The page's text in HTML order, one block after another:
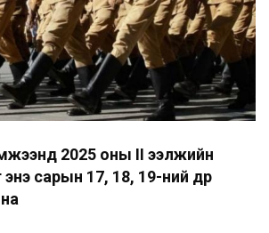
2025 оны II ээлжийн
сарын 17, 18, 19-ний өдөр